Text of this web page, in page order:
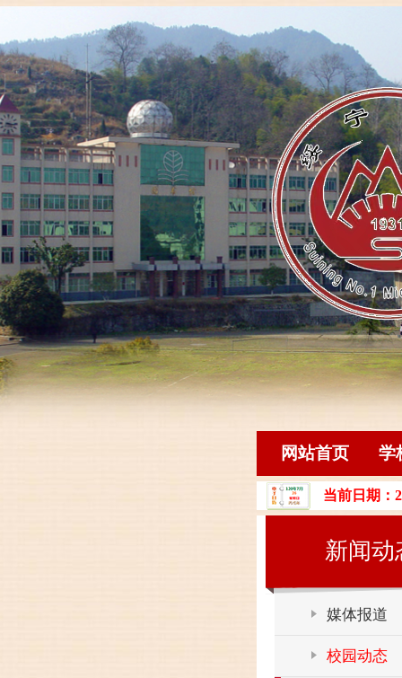
网站首页 学
当前日期：
新闻动
媒体报道
校园动态